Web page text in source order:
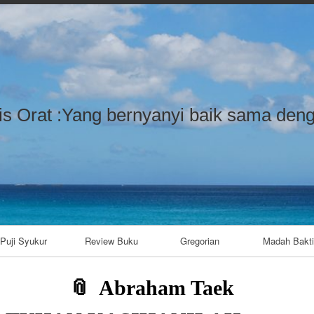
Skip to content
Skip to
Skip to
Skip to
Skip to CUSTOM_HTML-7
Skip to
Skip to CUSTOM_HTML-3
Skip to CATEGORIES-4
Skip to TAG_CLOUD-9
Orat :Yang bernyanyi baik sama
Puji Syukur Review Buku Gregorian Madah Bakti
Abraham Taek